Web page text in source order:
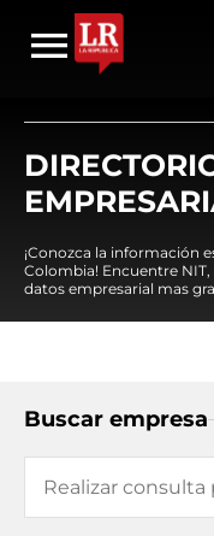
¡Conozca la información
Colombia! Encuentre
datos empresarial mas
Buscar empresa